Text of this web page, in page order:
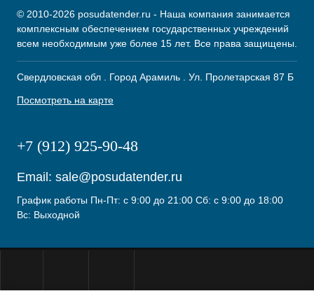
© 2010-2026 posudatender.ru - Наша компания занимается
комплексным обеспечением государственных учреждений
всем необходимым уже более 15 лет. Все права защищены.
Свердловская обл . Город Арамиль . Ул. Пролетарская 87 Б
Посмотреть на карте
+7 (912) 925-90-48
Email: sale@posudatender.ru
График работы Пн-Пт: с 9:00 до 21:00 Сб: с 9:00 до 18:00
Вс: Выходной